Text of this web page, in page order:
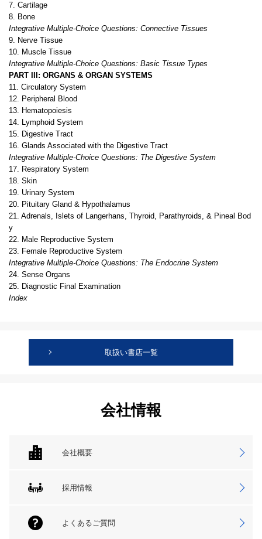
7. Cartilage
8. Bone
Integrative Multiple-Choice Questions: Connective Tissues
9. Nerve Tissue
10. Muscle Tissue
Integrative Multiple-Choice Questions: Basic Tissue Types
PART III: ORGANS & ORGAN SYSTEMS
11. Circulatory System
12. Peripheral Blood
13. Hematopoiesis
14. Lymphoid System
15. Digestive Tract
16. Glands Associated with the Digestive Tract
Integrative Multiple-Choice Questions: The Digestive System
17. Respiratory System
18. Skin
19. Urinary System
20. Pituitary Gland & Hypothalamus
21. Adrenals, Islets of Langerhans, Thyroid, Parathyroids, & Pineal Bod
y
22. Male Reproductive System
23. Female Reproductive System
Integrative Multiple-Choice Questions: The Endocrine System
24. Sense Organs
25. Diagnostic Final Examination
Index
取扱い書店一覧
会社情報
会社概要
採用情報
よくあるご質問